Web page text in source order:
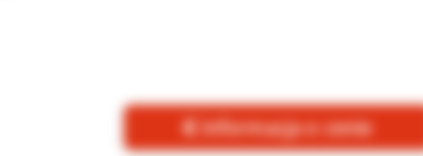
Informacja o cenie